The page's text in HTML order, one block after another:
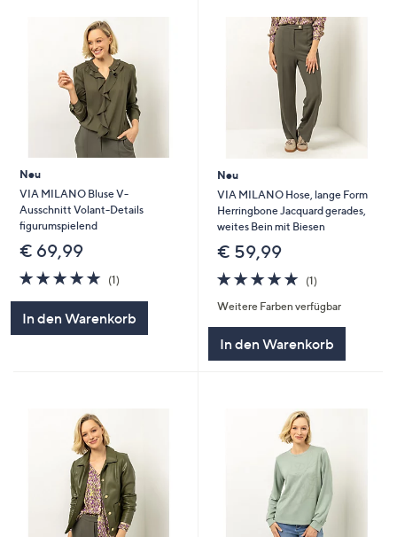
diese
anzuzeigen.
Neu
VIA MILANO Bluse V-
Ausschnitt Volant-Details
figurumspielend
€ 69,99
5.0
von
(1)1
In den Warenkorb
Neu
VIA MILANO Hose, lange Form
Herringbone Jacquard gerades,
weites Bein mit Biesen
€ 59,99
5.0
von
5
(1)1
Weitere Farben verfügbar
In den Warenkorb